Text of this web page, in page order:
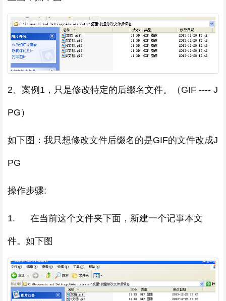
2、案例1，只是修改特定的后缀名文件。（GIF ---- J
PG）
如下图：我只想修改文件后缀名的是GIF的文件改成J
PG
操作步骤:
1. 在当前这个文件夹下面，新建一个记事本文
件。如下图